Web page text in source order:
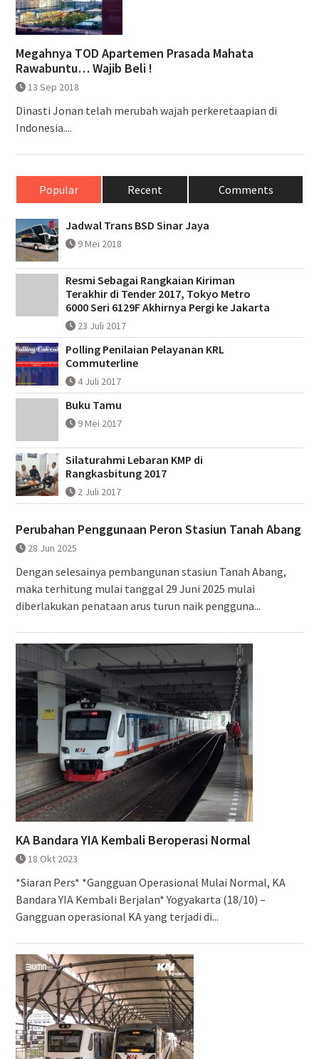
Megahnya TOD Apartemen Prasada Mahata
Rawabuntu… Wajib Beli !
13 Sep 2018
Dinasti Jonan telah merubah wajah perkeretaapian di
Indonesia....
Popular Recent Comments
Jadwal Trans BSD Sinar Jaya
9 Mei 2018
Resmi Sebagai Rangkaian Kiriman
Terakhir di Tender 2017, Tokyo Metro
6000 Seri 6129F Akhirnya Pergi ke Jakarta
23 Juli 2017
Polling Penilaian Pelayanan KRL
Commuterline
4 Juli 2017
Buku Tamu
9 Mei 2017
Silaturahmi Lebaran KMP di
Rangkasbitung 2017
2 Juli 2017
Perubahan Penggunaan Peron Stasiun Tanah Abang
28 Jun 2025
Dengan selesainya pembangunan stasiun Tanah Abang,
maka terhitung mulai tanggal 29 Juni 2025 mulai
diberlakukan penataan arus turun naik pengguna...
KA Bandara YIA Kembali Beroperasi Normal
18 Okt 2023
*Siaran Pers* *Gangguan Operasional Mulai Normal, KA
Bandara YIA Kembali Berjalan* Yogyakarta (18/10) –
Gangguan operasional KA yang terjadi di...